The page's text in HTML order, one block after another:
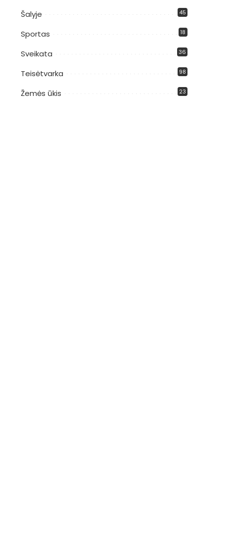
Šalyje 45
Sportas 18
Sveikata 36
Teisėtvarka 98
Žemės ūkis 23